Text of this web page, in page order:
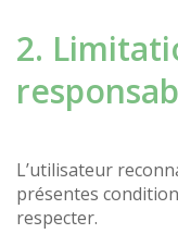
2.
L’utilisateur
présentes
respecter.